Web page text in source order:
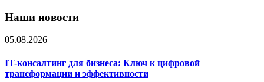
Наши новости
05.08.2026
IT-консалтинг для бизнеса: Ключ к цифровой
трансформации и эффективности